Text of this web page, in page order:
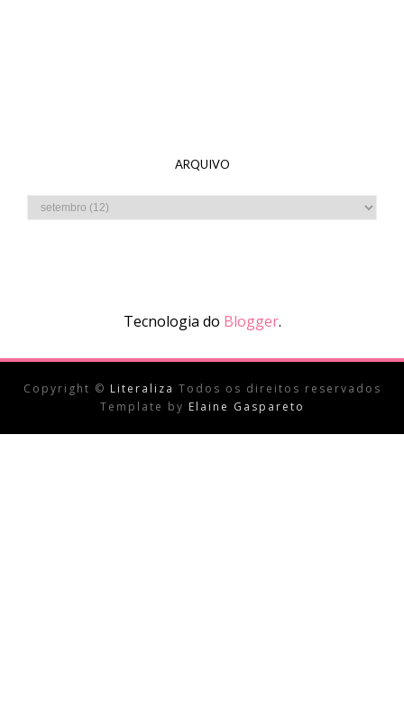
ARQUIVO
Tecnologia do Blogger.
Copyright © Literaliza Todos os direitos reservados
Template by Elaine Gaspareto